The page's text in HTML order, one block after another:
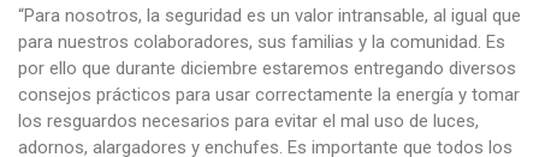
“Para nosotros, la seguridad es un valor intransable, al igual que
para nuestros colaboradores, sus familias y la comunidad. Es
por ello que durante diciembre estaremos entregando diversos
consejos prácticos para usar correctamente la energía y tomar
los resguardos necesarios para evitar el mal uso de luces,
adornos, alargadores y enchufes. Es importante que todos los